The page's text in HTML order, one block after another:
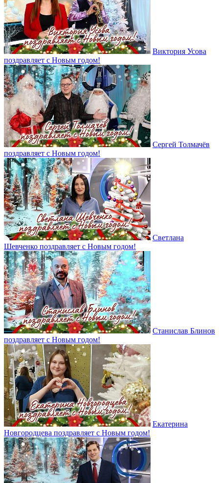
Виктория Усова
поздравляет с Новым годом!
Сергей Толмачёв
поздравляет с Новым годом!
Светлана
Шевченко поздравляет с Новым годом!
Станислав Блинов
поздравляет с Новым годом!
Екатерина
Новгородцева поздравляет с Новым годом!